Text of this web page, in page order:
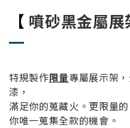
【 噴砂黑金屬展
特規製作限量專屬展示架
漆，
滿足你的蒐藏火。更限
你唯一蒐集全款的機會。